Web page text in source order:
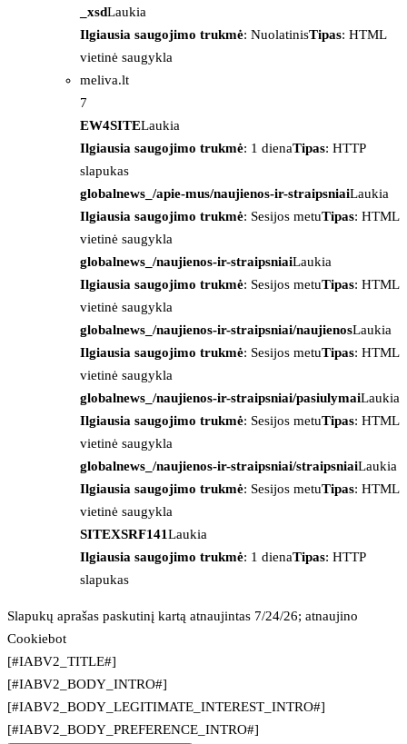
_xsdLaukia
Ilgiausia saugojimo trukmė: NuolatinisTipas: HTML
vietinė saugykla
meliva.lt
7
EW4SITELaukia
Ilgiausia saugojimo trukmė: 1 dienaTipas: HTTP
slapukas
globalnews_/apie-mus/naujienos-ir-straipsniaiLaukia
Ilgiausia saugojimo trukmė: Sesijos metuTipas: HTML
vietinė saugykla
globalnews_/naujienos-ir-straipsniaiLaukia
Ilgiausia saugojimo trukmė: Sesijos metuTipas: HTML
vietinė saugykla
globalnews_/naujienos-ir-straipsniai/naujienosLaukia
Ilgiausia saugojimo trukmė: Sesijos metuTipas: HTML
vietinė saugykla
globalnews_/naujienos-ir-straipsniai/pasiulymaiLaukia
Ilgiausia saugojimo trukmė: Sesijos metuTipas: HTML
vietinė saugykla
globalnews_/naujienos-ir-straipsniai/straipsniaiLaukia
Ilgiausia saugojimo trukmė: Sesijos metuTipas: HTML
vietinė saugykla
SITEXSRF141Laukia
Ilgiausia saugojimo trukmė: 1 dienaTipas: HTTP
slapukas
Slapukų aprašas paskutinį kartą atnaujintas 7/24/26; atnaujino
Cookiebot
[#IABV2_TITLE#]
[#IABV2_BODY_INTRO#]
[#IABV2_BODY_LEGITIMATE_INTEREST_INTRO#]
[#IABV2_BODY_PREFERENCE_INTRO#]